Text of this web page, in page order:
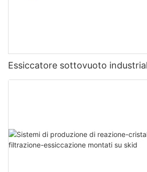
Essiccatore sottovuoto